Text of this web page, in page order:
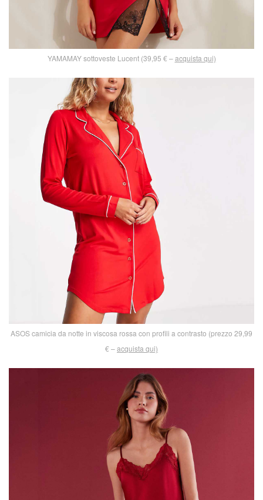
YAMAMAY sottoveste Lucent (39,95 € –acquista qui)
ASOS camicia da notte in viscosa rossa con profili a contrasto (prezzo 29,99
€ –acquista qui)